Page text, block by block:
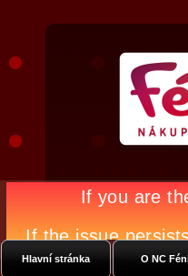
Hlavní stránka O NC